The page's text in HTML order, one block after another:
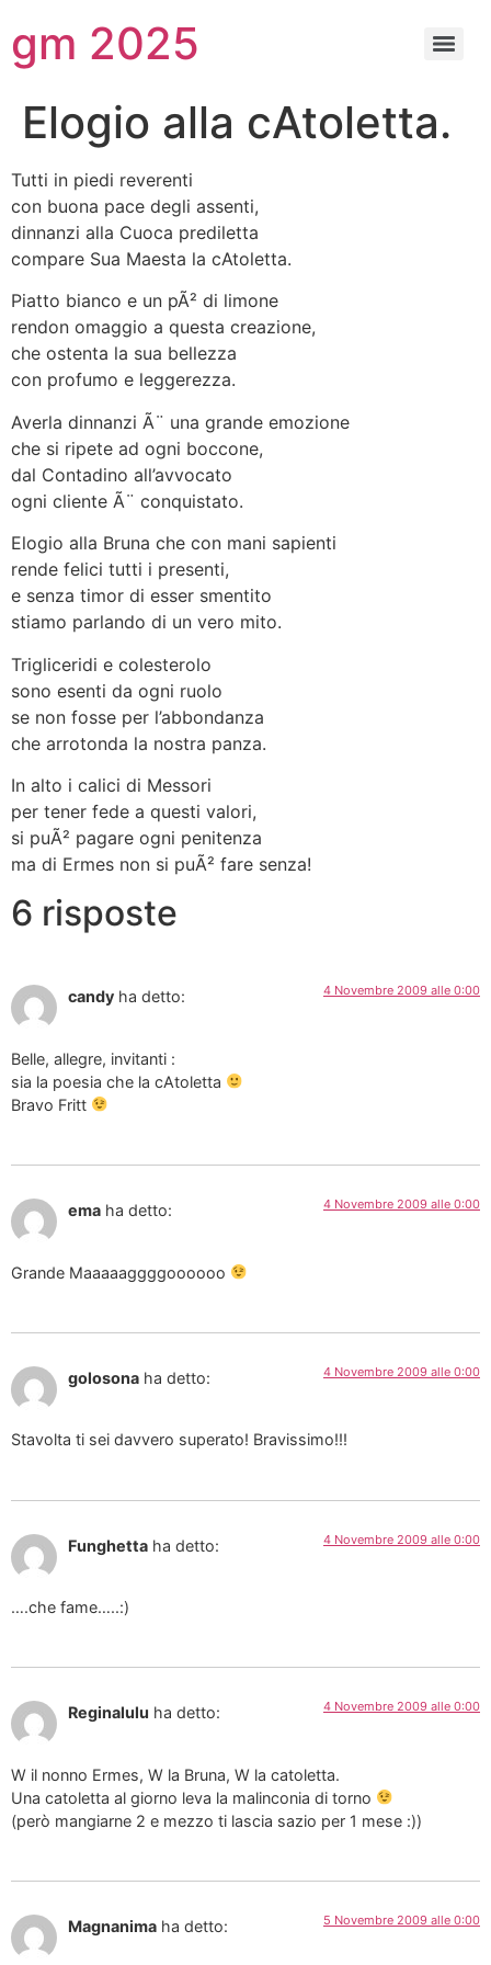
gm 2025
Elogio alla cAtoletta.
Tutti in piedi reverenti
con buona pace degli assenti,
dinnanzi alla Cuoca prediletta
compare Sua Maesta la cAtoletta.
Piatto bianco e un pÃ² di limone
rendon omaggio a questa creazione,
che ostenta la sua bellezza
con profumo e leggerezza.
Averla dinnanzi Ã¨ una grande emozione
che si ripete ad ogni boccone,
dal Contadino all’avvocato
ogni cliente Ã¨ conquistato.
Elogio alla Bruna che con mani sapienti
rende felici tutti i presenti,
e senza timor di esser smentito
stiamo parlando di un vero mito.
Trigliceridi e colesterolo
sono esenti da ogni ruolo
se non fosse per l’abbondanza
che arrotonda la nostra panza.
In alto i calici di Messori
per tener fede a questi valori,
si puÃ² pagare ogni penitenza
ma di Ermes non si puÃ² fare senza!
6 risposte
candy ha detto: 4 Novembre 2009 alle 0:00
Belle, allegre, invitanti :
sia la poesia che la cAtoletta
Bravo Fritt
ema ha detto: 4 Novembre 2009 alle 0:00
Grande Maaaaaggggoooooo
golosona ha detto: 4 Novembre 2009 alle 0:00
Stavolta ti sei davvero superato! Bravissimo!!!
Funghetta ha detto: 4 Novembre 2009 alle 0:00
….che fame…..:)
Reginalulu ha detto: 4 Novembre 2009 alle 0:00
W il nonno Ermes, W la Bruna, W la catoletta.
Una catoletta al giorno leva la malinconia di torno
(però mangiarne 2 e mezzo ti lascia sazio per 1 mese :))
Magnanima ha detto: 5 Novembre 2009 alle 0:00